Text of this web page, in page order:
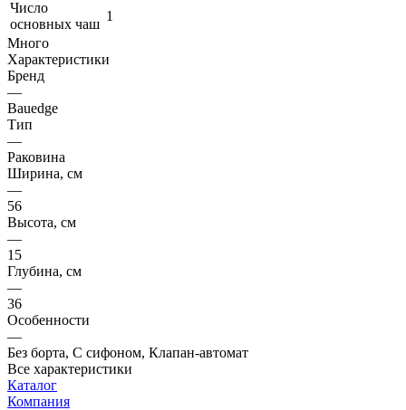
Число
основных чаш
1
Много
Характеристики
Бренд
—
Bauedge
Тип
—
Раковина
Ширина, см
—
56
Высота, см
—
15
Глубина, см
—
36
Особенности
—
Без борта, С сифоном, Клапан-автомат
Все характеристики
Каталог
Компания